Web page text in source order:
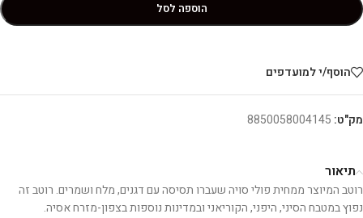
הוספה לסל
הוסף/י למועדפים
מק"ט: 8850058004145
תיאור
רוטב המיוצר ממחית פולי סויה שעברו תסיסה עם דגנים, מלח ושמרים. רוטב זה
נפוץ במטבח הסיני, היפני, הקוריאני ובמדינות נוספות בצפון-מזרח אסיה.